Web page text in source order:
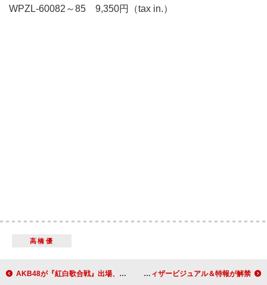
WPZL-60082～85 9,350円（tax in.）
高橋優
AKB48が『紅白歌合戦』出場、前田敦子ら卒業メンバー8名も集結しスペシャルヒットメドレー 永瀬廉（King & Prince）×吉川愛W主演映画『鬼の花嫁』3月公開、ティザービジュアル＆特報が解禁